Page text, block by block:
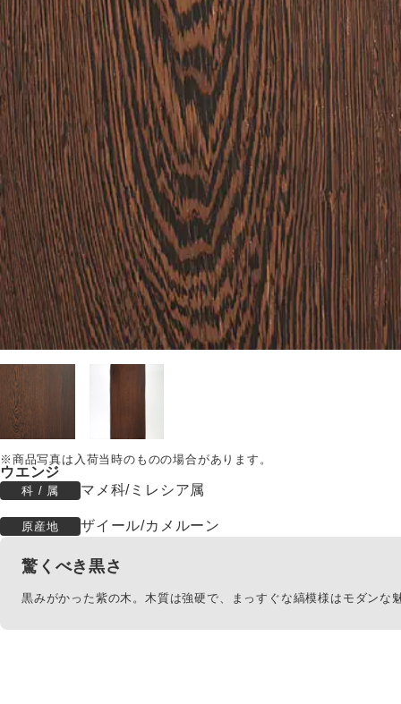
ウエンジ
科 / 属 マメ科/ミレシア属
原産地 ザイール/カメルーン
驚くべき黒さ
黒みがかった紫の木。木質は強硬で、まっすぐな縞模様はモダンな